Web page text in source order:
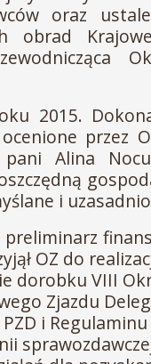
oraz
obrad
2015.
przez
pani Alina
i
OZ do
dorobku VIII
Zjazdu
i Regulaminu